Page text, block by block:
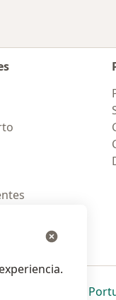
nueva pestaña
en una nueva
se abre en
se